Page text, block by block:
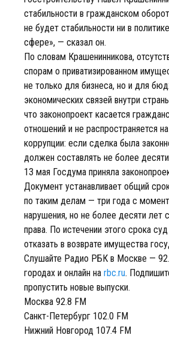
стабильности в гражданском
не будет стабильности ни в
сфере», — сказал он.
По словам Крашенинникова,
спорам о приватизированном
не только для бизнеса, но и для
экономических связей внутри
что законопроект касается
отношений и не распространяется
коррупции: если сделка была
должен составлять не более
13 мая Госдума приняла
Документ устанавливает общий
по таким делам — три года с
нарушения, но не более десяти лет
права. По истечении этого срока
отказать в возврате имущества
Слушайте Радио РБК в Москве —
городах и онлайн на rbc.ru.
пропустить новые выпуски.
Москва 92.8 FM
Санкт-Петербург 102.0 FM
Нижний Новгород 107.4 FM